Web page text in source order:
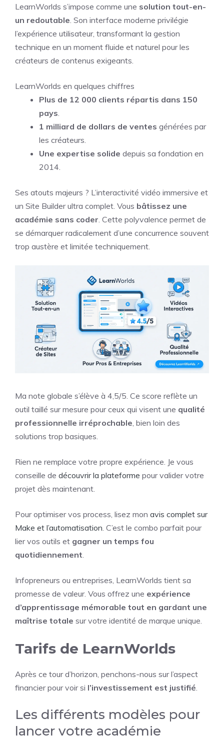
LearnWorlds s’impose comme une solution tout-en-
un redoutable . Son interface moderne privilégie
l’expérience utilisateur, transformant la gestion
technique en un moment fluide et naturel pour les
créateurs de contenus exigeants.
LearnWorlds en quelques chiffres
Plus de 12 000 clients répartis dans 150
pays
1 milliard de dollars de ventes générées par
les créateurs.
Une expertise solide depuis sa fondation en
2014.
Ses atouts majeurs ? L’interactivité vidéo immersive et
un Site Builder ultra complet. Vous bâtissez une
académie sans coder . Cette polyvalence permet de
se démarquer radicalement d’une concurrence souvent
trop austère et limitée techniquement.
Ma note globale s’élève à 4,5/5. Ce score reflète un
outil taillé sur mesure pour ceux qui visent une qualité
professionnelle irréprochable, bien loin des
solutions trop basiques.
Rien ne remplace votre propre expérience. Je vous
conseille de découvrir la plateforme pour valider votre
projet dès maintenant.
Pour optimiser vos process, lisez mon avis complet sur
Make et l’automatisation. C’est le combo parfait pour
lier vos outils et gagner un temps fou
quotidiennement.
Infopreneurs ou entreprises, LearnWorlds tient sa
promesse de valeur. Vous offrez une expérience
d’apprentissage mémorable tout en gardant une
maîtrise totale sur votre identité de marque unique.
Tarifs de LearnWorlds
Après ce tour d’horizon, penchons-nous sur l’aspect
financier pour voir si l’investissement est justifié.
Les différents modèles pour
lancer votre académie